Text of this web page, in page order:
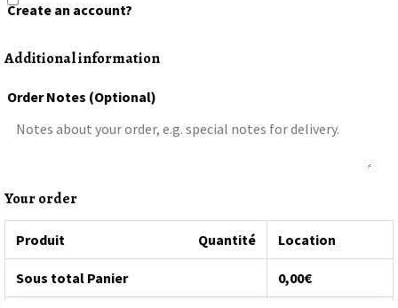
Create an account?
Additional information
Order Notes (optional)
Your order
Produit Quantité Location
Sous total Panier 0,00€